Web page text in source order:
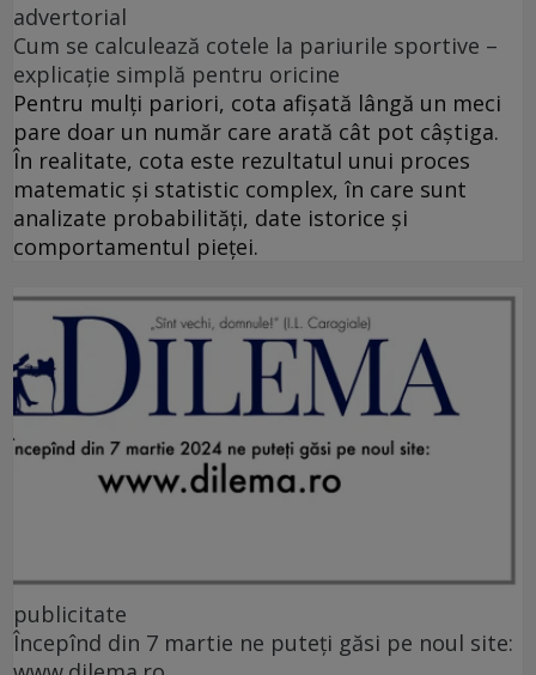
advertorial
Cum se calculează cotele la pariurile sportive –
explicație simplă pentru oricine
Pentru mulți pariori, cota afișată lângă un meci
pare doar un număr care arată cât pot câștiga.
În realitate, cota este rezultatul unui proces
matematic și statistic complex, în care sunt
analizate probabilități, date istorice și
comportamentul pieței.
publicitate
Începînd din 7 martie ne puteți găsi pe noul site: